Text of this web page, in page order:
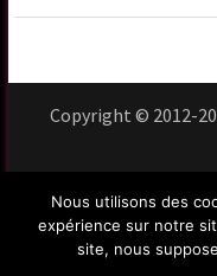
Copyright © 2012-
Nous utilisons des
expérience sur notre
site, nous